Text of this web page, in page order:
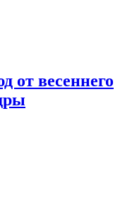
от весеннего